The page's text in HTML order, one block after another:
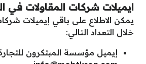
ايميلات شركات المقاولات في
يمكن الاطلاع على باقي إيميلات
خلال التعداد التالي:
إيميل مؤسسة المبتكرون للتجارة